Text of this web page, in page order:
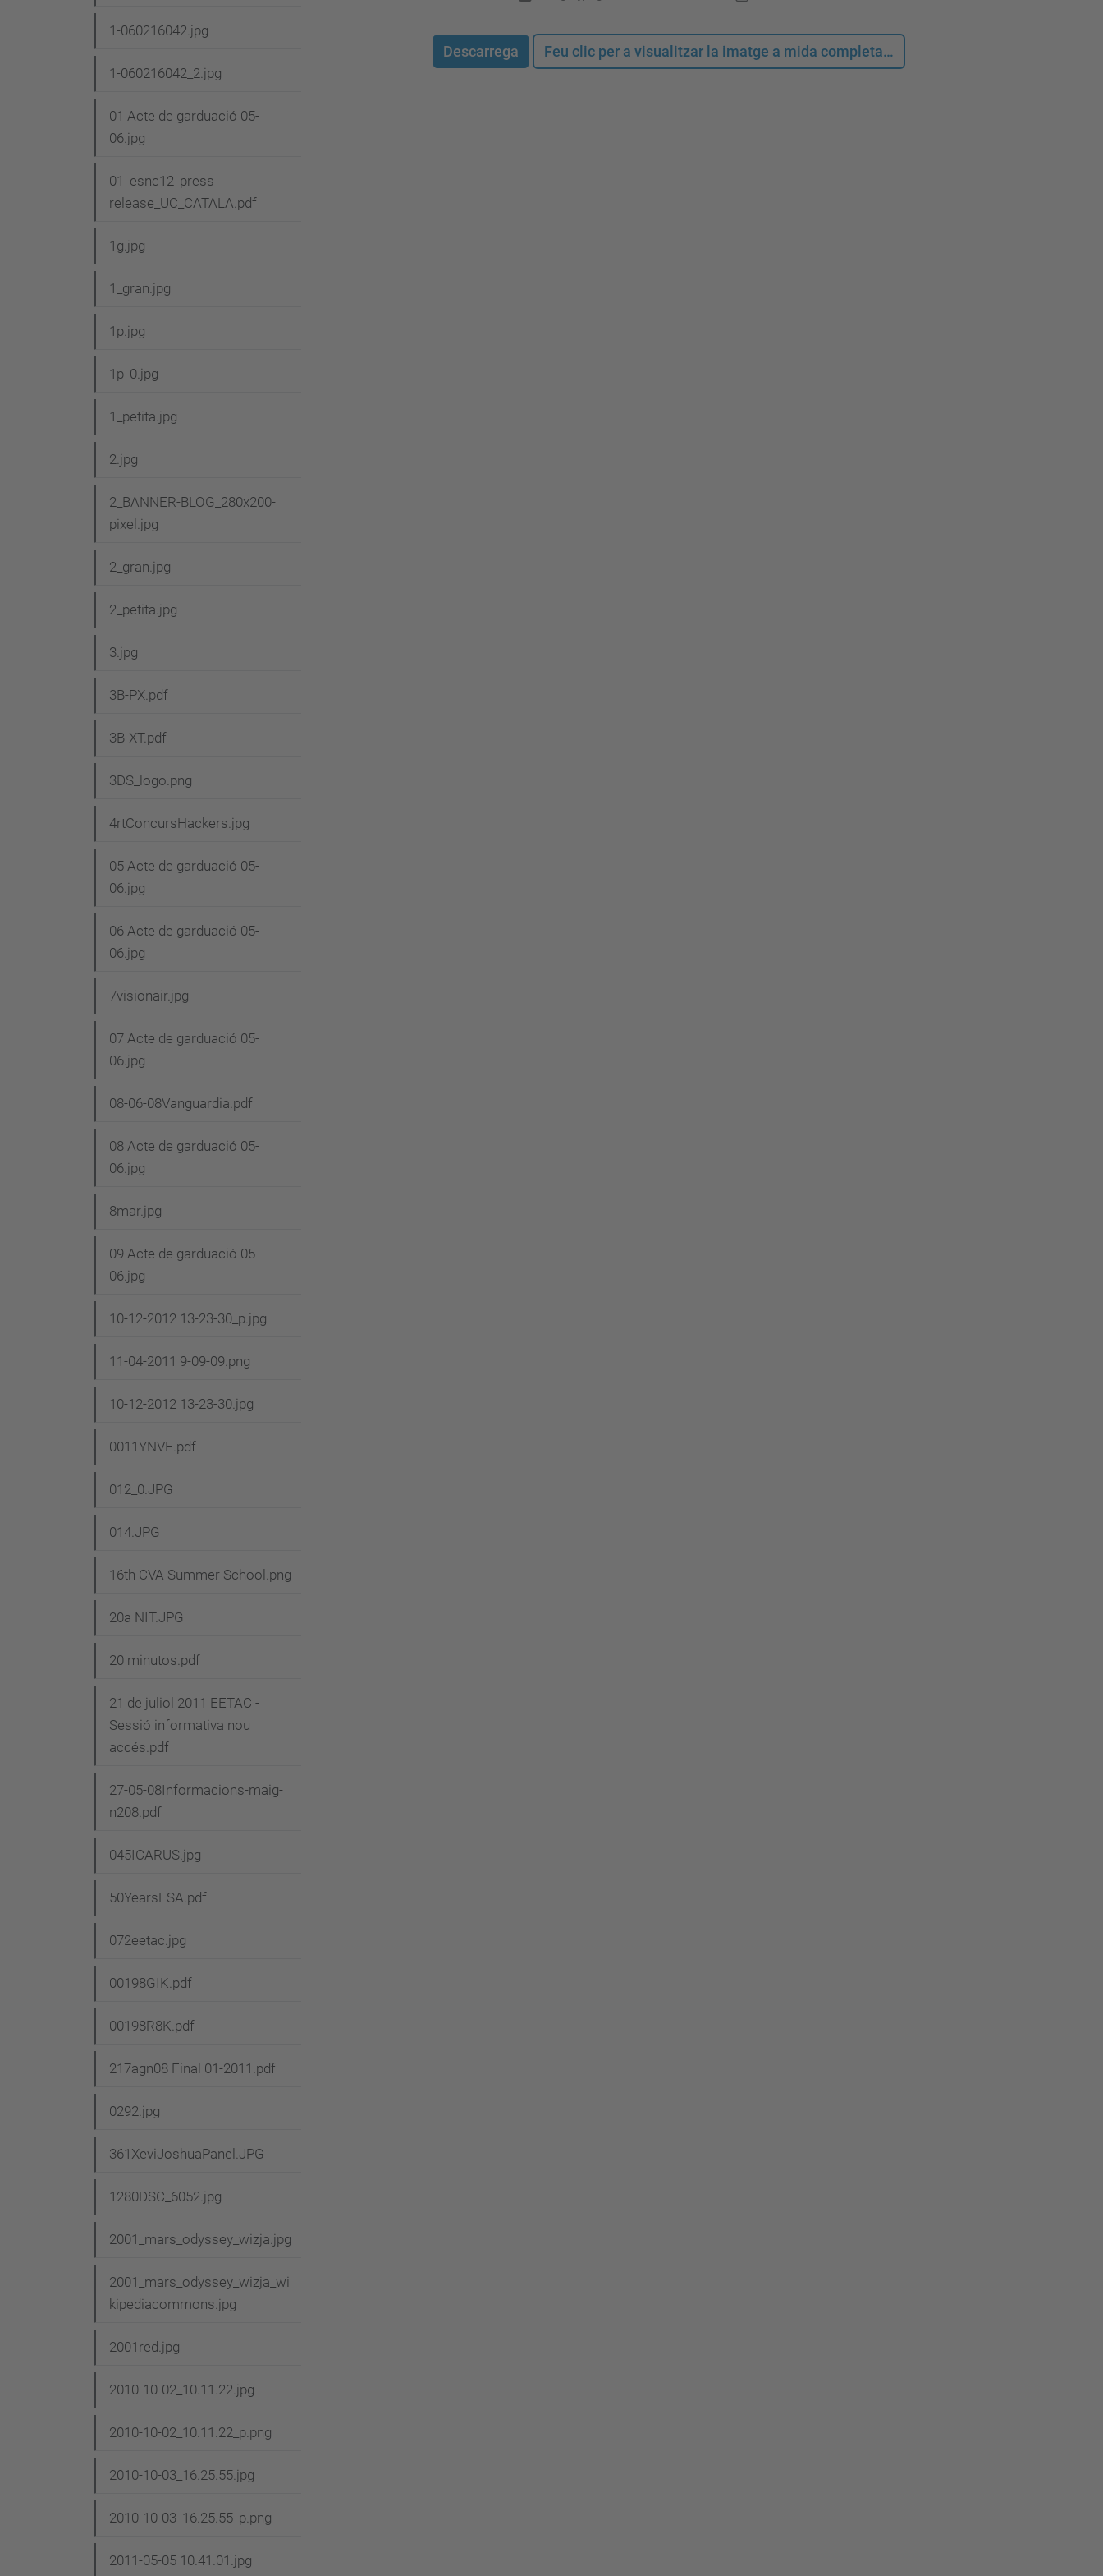
Descarrega Feu clic per a visualitzar la imatge a mida completa…
i
ó
1-060216042.jpg
1-060216042_2.jpg
01 Acte de garduació 05-
06.jpg
01_esnc12_press
release_UC_CATALA.pdf
1g.jpg
1_gran.jpg
1p.jpg
1p_0.jpg
1_petita.jpg
2.jpg
2_BANNER-BLOG_280x200-
pixel.jpg
2_gran.jpg
2_petita.jpg
3.jpg
3B-PX.pdf
3B-XT.pdf
3DS_logo.png
4rtConcursHackers.jpg
05 Acte de garduació 05-
06.jpg
06 Acte de garduació 05-
06.jpg
7visionair.jpg
07 Acte de garduació 05-
06.jpg
08-06-08Vanguardia.pdf
08 Acte de garduació 05-
06.jpg
8mar.jpg
09 Acte de garduació 05-
06.jpg
10-12-2012 13-23-30_p.jpg
11-04-2011 9-09-09.png
10-12-2012 13-23-30.jpg
0011YNVE.pdf
012_0.JPG
014.JPG
16th CVA Summer School.png
20a NIT.JPG
20 minutos.pdf
21 de juliol 2011 EETAC -
Sessió informativa nou
accés.pdf
27-05-08Informacions-maig-
n208.pdf
045ICARUS.jpg
50YearsESA.pdf
072eetac.jpg
00198GIK.pdf
00198R8K.pdf
217agn08 Final 01-2011.pdf
0292.jpg
361XeviJoshuaPanel.JPG
1280DSC_6052.jpg
2001_mars_odyssey_wizja.jpg
2001_mars_odyssey_wizja_wi
kipediacommons.jpg
2001red.jpg
2010-10-02_10.11.22.jpg
2010-10-02_10.11.22_p.png
2010-10-03_16.25.55.jpg
2010-10-03_16.25.55_p.png
2011-05-05 10.41.01.jpg